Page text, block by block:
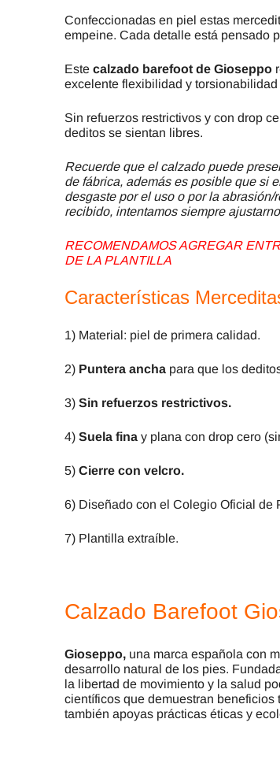
Confeccionadas en piel estas
empeine. Cada detalle está pensado
Este calzado barefoot de Gioseppo
excelente flexibilidad y
Sin refuerzos restrictivos y con drop
deditos se sientan libres.
Recuerde que el calzado puede
de fábrica, además es posible que si
desgaste por el uso o por la
recibido, intentamos siempre
RECOMENDAMOS AGREGAR
DE LA PLANTILLA
Características
1) Material: piel de primera calidad.
2) Puntera ancha para que los
3) Sin refuerzos restrictivos.
4) Suela fina y plana con drop cero
5) Cierre con velcro.
6) Diseñado con el Colegio Oficial de
7) Plantilla extraíble.
Calzado Barefoot
Gioseppo, una marca española con
desarrollo natural de los pies.
la libertad de movimiento y la salud
científicos que demuestran
también apoyas prácticas éticas y